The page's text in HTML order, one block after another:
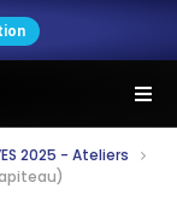
2025 - Ateliers